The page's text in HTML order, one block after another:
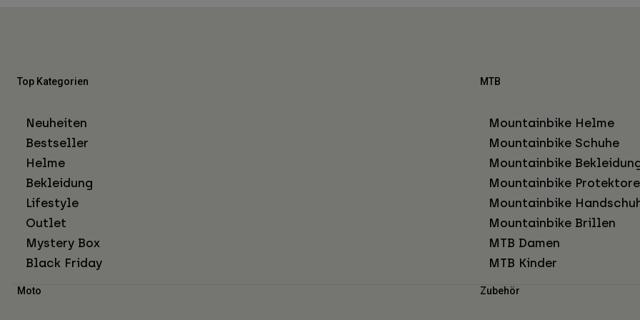
Top Kategorien
Neuheiten
Bestseller
Helme
Bekleidung
Lifestyle
Outlet
Mystery Box
Black Friday
MTB
Mountainbike Helme
Mountainbike Schuhe
Mountainbike
Mountainbike
Mountainbike
Mountainbike Brillen
MTB Damen
MTB Kinder
Moto Zubehör